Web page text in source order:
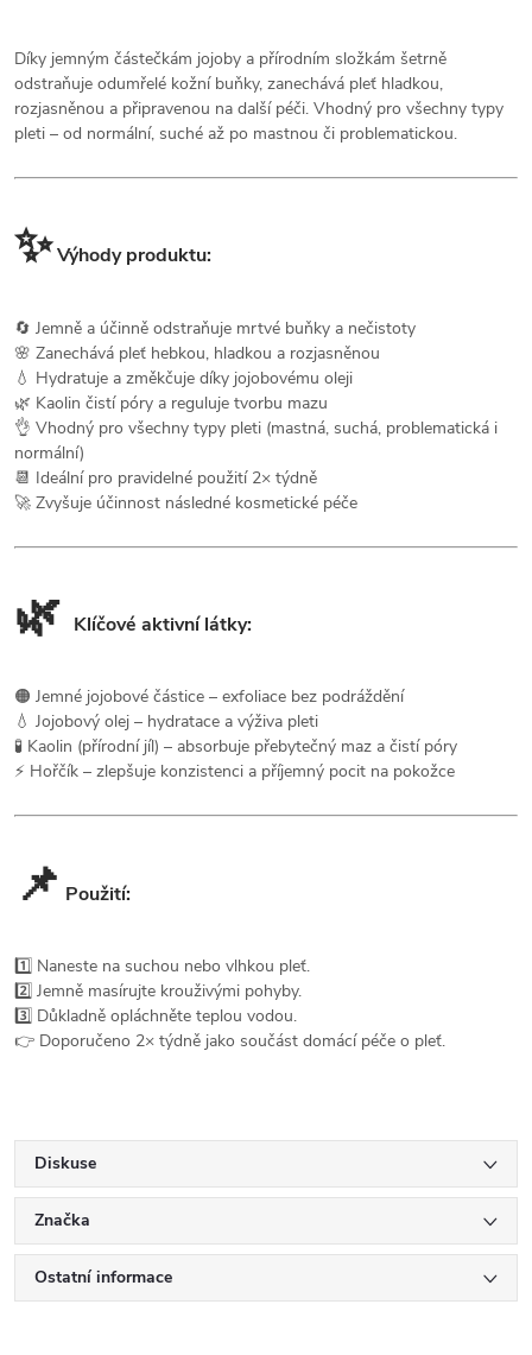
Díky jemným částečkám jojoby a přírodním složkám šetrně
odstraňuje odumřelé kožní buňky, zanechává pleť hladkou,
rozjasněnou a připravenou na další péči. Vhodný pro všechny typy
pleti – od normální, suché až po mastnou či problematickou.
✨Výhody produktu:
🔄 Jemně a účinně odstraňuje mrtvé buňky a nečistoty
🌸 Zanechává pleť hebkou, hladkou a rozjasněnou
💧 Hydratuje a změkčuje díky jojobovému oleji
🌿 Kaolin čistí póry a reguluje tvorbu mazu
👌 Vhodný pro všechny typy pleti (mastná, suchá, problematická i
normální)
📆 Ideální pro pravidelné použití 2× týdně
🚀 Zvyšuje účinnost následné kosmetické péče
🌿 Klíčové aktivní látky:
🟠 Jemné jojobové částice – exfoliace bez podráždění
💧 Jojobový olej – hydratace a výživa pleti
🧪 Kaolin (přírodní jíl) – absorbuje přebytečný maz a čistí póry
⚡ Hořčík – zlepšuje konzistenci a příjemný pocit na pokožce
📌 Použití:
1️⃣ Naneste na suchou nebo vlhkou pleť.
2️⃣ Jemně masírujte krouživými pohyby.
3️⃣ Důkladně opláchněte teplou vodou.
👉 Doporučeno 2× týdně jako součást domácí péče o pleť.
Diskuse
Značka
Ostatní informace